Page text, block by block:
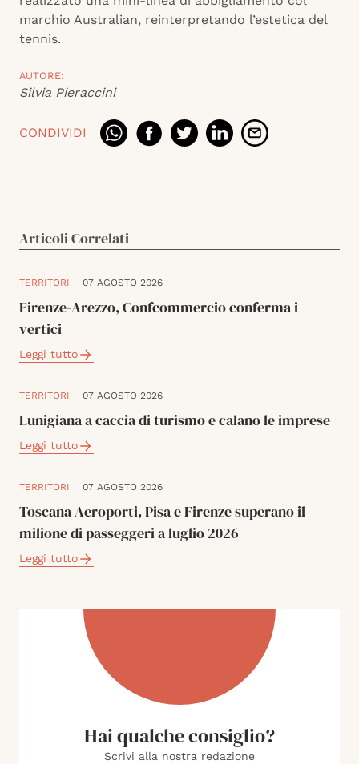
marchio Australian, reinterpretando l’estetica del
tennis.
AUTORE:
Silvia Pieraccini
CONDIVIDI
Articoli Correlati
TERRITORI 07 AGOSTO 2026
Firenze-Arezzo, Confcommercio conferma i
vertici
Leggi tutto
TERRITORI 07 AGOSTO 2026
Lunigiana a caccia di turismo e calano le imprese
Leggi tutto
TERRITORI 07 AGOSTO 2026
Toscana Aeroporti, Pisa e Firenze superano il
milione di passeggeri a luglio 2026
Leggi tutto
Hai qualche consiglio?
Scrivi alla nostra redazione